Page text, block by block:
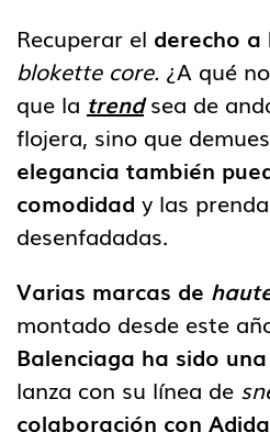
Recuperar el derecho
blokette core. ¿A qué
que la trendsea de
flojera, sino que
elegancia también
comodidad y las
desenfadadas.
Varias marcas de
montado desde este
Balenciaga ha sido una
lanza con su línea de
colaboración con